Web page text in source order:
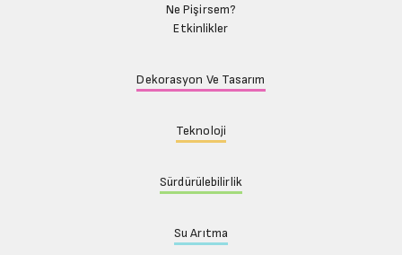
Ne Pişirsem?
Etkinlikler
Dekorasyon Ve Tasarım
Teknoloji
Sürdürülebilirlik
Su Arıtma